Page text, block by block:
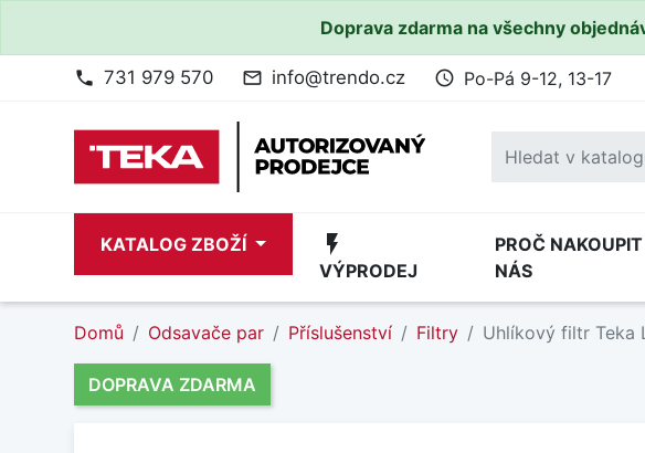
Doprava zdarma na všechny
phone 731 979 570 mail_outline info@trendo.cz access_time Po-Pá 9-12, 13-17
KATALOG ZBOŽÍ flash_on
VÝPRODEJ
PROČ
NÁS
Domů Odsavače par Příslušenství Filtry Uhlíkový filtr Teka
DOPRAVA ZDARMA